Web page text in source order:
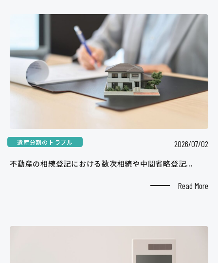
遺産分割のトラブル 2026/07/02
不動産の相続登記における数次相続や中間省略登記...
Read More